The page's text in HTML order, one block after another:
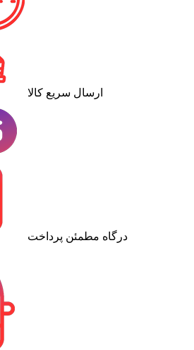
ارسال سریع کالا
درگاه مطمئن پرداخت